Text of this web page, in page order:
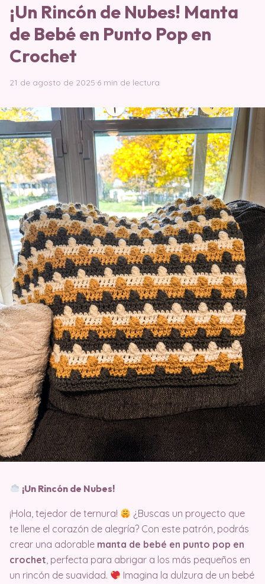
¡Un Rincón de Nubes! Manta
de Bebé en Punto Pop en
Crochet
21 de agosto de 2025·6 min de lectura
¡Un Rincón de Nubes!
¡Hola, tejedor de ternura!
¿Buscas un proyecto que
te llene el corazón de alegría? Con este patrón, podrás
crear una adorable manta de bebé en punto pop en
crochet, perfecta para abrigar a los más pequeños en
un rincón de suavidad.
Imagina la dulzura de un bebé